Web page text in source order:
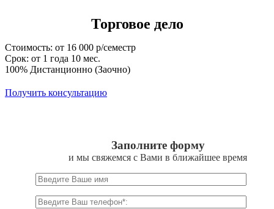
Торговое дело
Стоимость: от 16 000 р/семестр
Срок: от 1 года 10 мес.
100% Дистанционно (Заочно)
Получить консультацию
Заполните форму
и мы свяжемся с Вами в ближайшее время